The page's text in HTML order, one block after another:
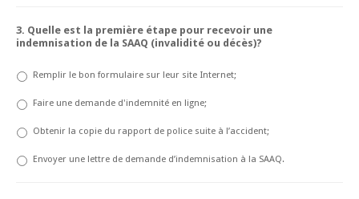
3. Quelle est la première étape pour recevoir une
indemnisation de la SAAQ (invalidité ou décès)?
Remplir le bon formulaire sur leur site Internet;
Faire une demande d'indemnité en ligne;
Obtenir la copie du rapport de police suite à l’accident;
Envoyer une lettre de demande d’indemnisation à la SAAQ.